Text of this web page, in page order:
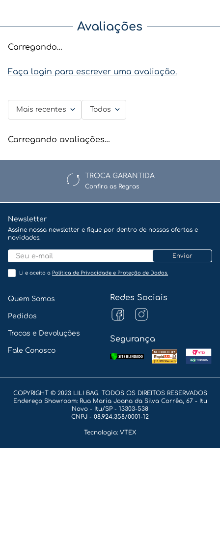
Avaliações
Carregando…
Faça login para escrever uma avaliação.
Mais recentes Todos
Carregando avaliações…
TROCA GARANTIDA
Confira as Regras
Newsletter
Assine nossa newsletter e fique por dentro de nossas ofertas e
novidades.
Enviar
Li e aceito a Política de Privacidade e Proteção de Dados.
Quem Somos
Pedidos
Trocas e Devoluções
Fale Conosco
Redes Sociais
Segurança
COPYRIGHT © 2023 LILI BAG. TODOS OS DIREITOS RESERVADOS
Endereço Showroom: Rua Maria Joana da Silva Corrêa, 67 - Itu
Novo - Itu/SP - 13303-538
CNPJ - 08.924.358/0001-12
Tecnologia: VTEX